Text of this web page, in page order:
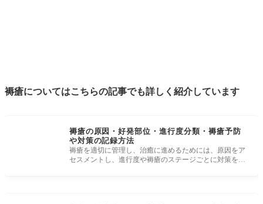
褥瘡についてはこちらの記事でも詳しく紹介しています
褥瘡の原因・好発部位・進行度分類・褥瘡予防
や対策の記録方法
褥瘡を適切に管理し、治癒に進めるためには、原因をア
セスメントし、進行度や褥瘡のステージごとに対策を行